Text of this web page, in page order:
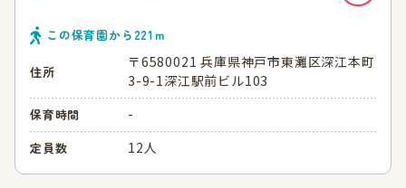
この保育園から 221 ｍ
住所
〒6580021 兵庫県神戸市東灘区深江本町
3-9-1深江駅前ビル103
保育時間 -
定員数 12人